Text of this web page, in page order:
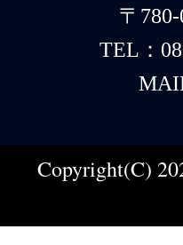
〒
TEL：
Copyright(C)